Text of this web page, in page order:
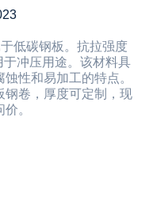
低碳钢板。抗拉强度
冲压用途。该材料具
性和易加工的特点。
钢卷，厚度可定制，现
。